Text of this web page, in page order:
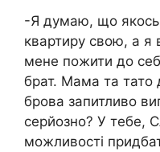
-Я думаю, що
квартиру свою, а я
мене пожити до
брат. Мама та тато
брова запитливо
серйозно? У тебе,
можливості